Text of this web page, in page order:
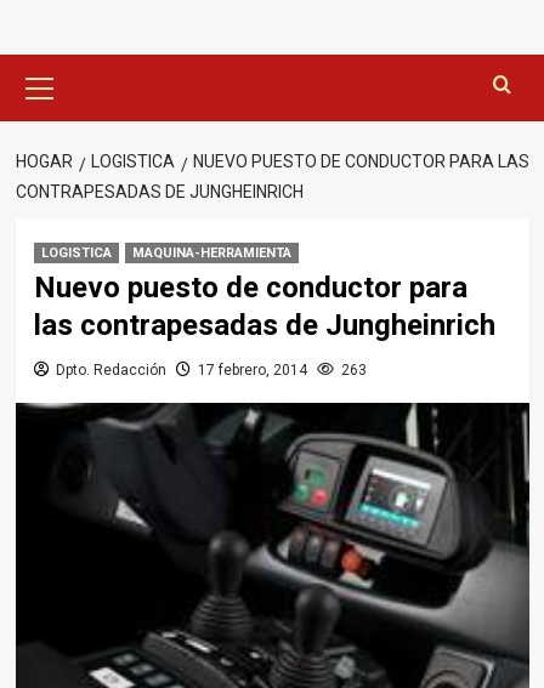
principal
HOGAR LOGISTICA
NUEVO PUESTO DE CONDUCTOR PARA LAS
CONTRAPESADAS DE JUNGHEINRICH
LOGISTICA MAQUINA-HERRAMIENTA
Nuevo puesto de conductor para
las contrapesadas de Jungheinrich
Dpto. Redacción 17 febrero, 2014 263